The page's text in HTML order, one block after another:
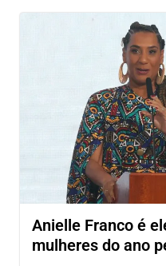
Anielle Franco é
mulheres do ano